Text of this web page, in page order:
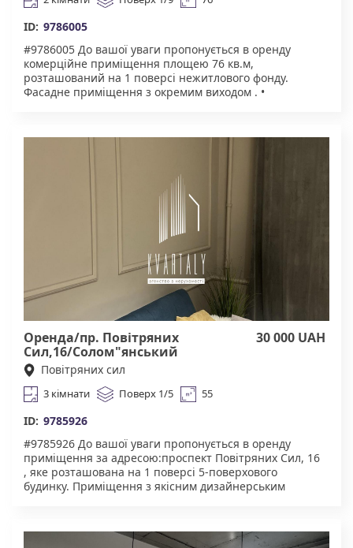
ID: 9786005
#9786005 До вашої уваги пропонується в оренду
комерційне приміщення площею 76 кв.м,
розташований на 1 поверсі нежитлового фонду.
Фасадне приміщення з окремим виходом . •
зоомагазин, пиво, салон краси і т.д. Агентство
ціною. Підтримка на всіх етапах угоди. Ми гарантуємо,
що ви залишитеся задоволені співпрацею! Комісія
50% за фактом підписання договору.
Оренда/пр. Повітряних
Сил,16/Солом"янський
30 000 UAH
Повітряних сил
3 кімнати Поверх 1/5 55
ID: 9785926
#9785926 До вашої уваги пропонується в оренду
приміщення за адресою:проспект Повітряних Сил, 16
, яке розташована на 1 поверсі 5-поверхового
будинку. Приміщення з якісним дизайнерським
укриття в будинку. Чудова інфраструктура. У пішій
доступності супермаркети, торгові центри, ресторани,